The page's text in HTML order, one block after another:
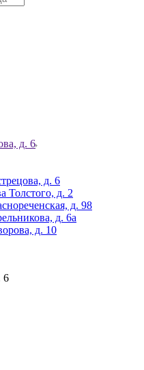
д. 6
д. 6
Толстого, д. 2
д. 98
д. 6а
д. 10
6